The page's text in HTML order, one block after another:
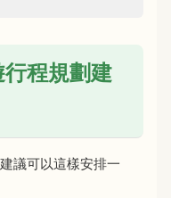
程規劃建
議可以這樣安排一